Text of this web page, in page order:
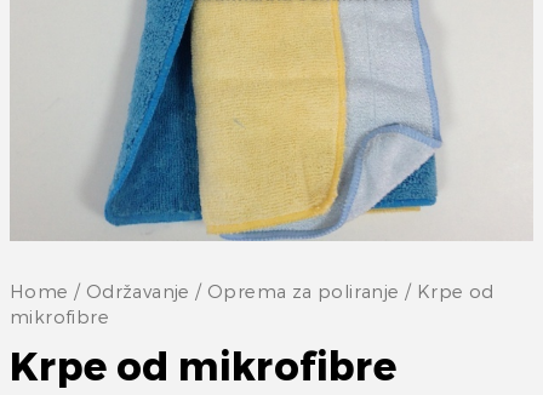
Home / Održavanje / Oprema za poliranje / Krpe od
mikrofibre
Krpe od mikrofibre